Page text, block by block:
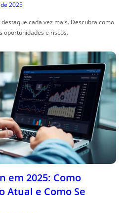
2025
cada vez mais. Descubra como
oportunidades e riscos.
em 2025: Como
Atual e Como Se